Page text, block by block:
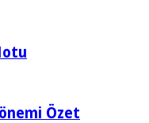
Özet